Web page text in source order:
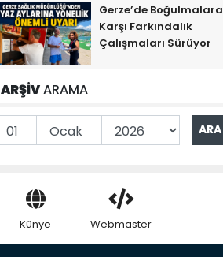
Gerze’de Boğulmalara
Karşı Farkındalık
Çalışmaları Sürüyor
ARŞİVARAMA
Künye Webmaster